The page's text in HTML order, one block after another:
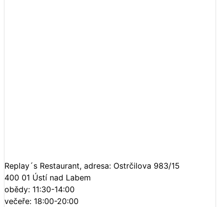
Replay´s Restaurant, adresa: Ostrčilova 983/15
400 01 Ústí nad Labem
obědy: 11:30-14:00
večeře: 18:00-20:00